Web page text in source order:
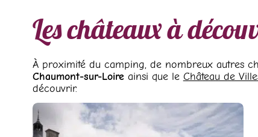
Les châteaux à
À proximité du camping, de nombreux autres
Chaumont-sur-Loireainsi que le Château de
découvrir.